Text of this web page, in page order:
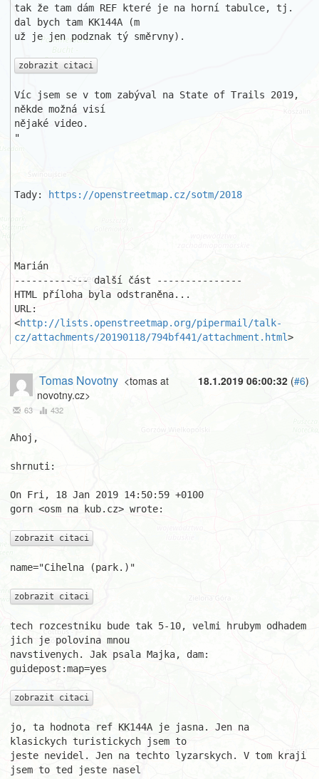
tak že tam dám REF které je na horní tabulce, tj.
dal bych tam KK144A (m
už je jen podznak tý směrvny).
zobrazit citaci
Víc jsem se v tom zabýval na State of Trails 2019,
někde možná visí
nějaké video.
"
Tady: https://openstreetmap.cz/sotm/2018
Marián
------------- další část ---------------
HTML příloha byla odstraněna...
URL:
<http://lists.openstreetmap.org/pipermail/talk-
cz/attachments/20190118/794bf441/attachment.html>
18.1.2019 06:00:32 (#6)
Tomas Novotny <tomas at
novotny.cz>
63 432
Ahoj,
shrnuti:
On Fri, 18 Jan 2019 14:50:59 +0100
gorn <osm na kub.cz> wrote:
zobrazit citaci
name="Cihelna (park.)"
zobrazit citaci
tech rozcestniku bude tak 5-10, velmi hrubym odhadem
jich je polovina mnou
navstivenych. Jak psala Majka, dam:
guidepost:map=yes
zobrazit citaci
jo, ta hodnota ref KK144A je jasna. Jen na
klasickych turistickych jsem to
jeste nevidel. Jen na techto lyzarskych. V tom kraji
jsem to ted jeste nasel